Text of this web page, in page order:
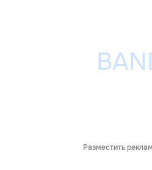
Разместить